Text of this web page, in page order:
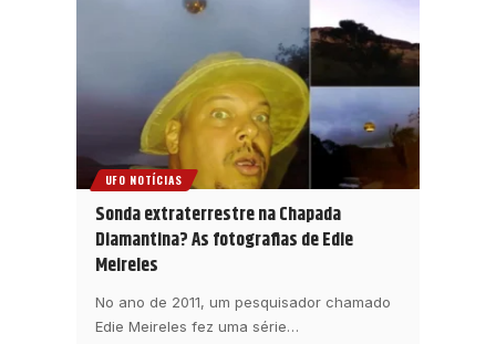
UFO NOTÍCIAS
Sonda extraterrestre na Chapada
Diamantina? As fotografias de Edie
Meireles
No ano de 2011, um pesquisador chamado
Edie Meireles fez uma série…